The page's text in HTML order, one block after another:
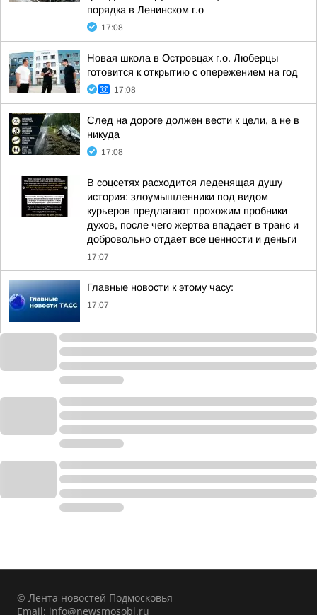
порядка в Ленинском г.о
17:08
Новая школа в Островцах г.о. Люберцы
готовится к открытию с опережением на год
17:08
След на дороге должен вести к цели, а не в
никуда
17:08
В соцсетях расходится леденящая душу
история: злоумышленники под видом
курьеров предлагают прохожим пробники
духов, после чего жертва впадает в транс и
добровольно отдает все ценности и деньги
17:07
Главные новости к этому часу:
17:07
© Лента новостей Подмосковья
Email: info@newsmosobl.ru